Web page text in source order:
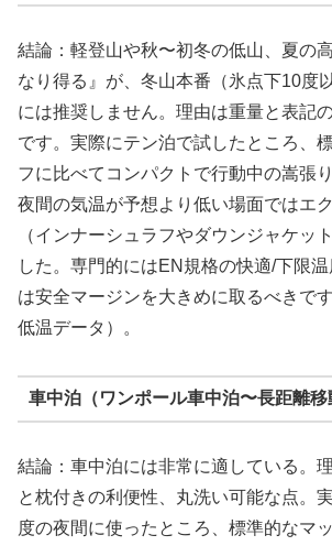
結論：軽登山や秋〜初冬の低山、夏の
なり得る』が、冬山本番（氷点下10度
には推奨しません。理由は重量と表記
です。実際にテン泊で試したところ、
フに比べてコンパクトで行動中の嵩張
夜間の気温が予想より低い場面ではエ
（インナーシュラフやダウンジャケッ
した。専門的にはEN規格の快適/下限
は安全マージンを大きめに取るべきで
低温データ）。
車中泊（ワンポール車中泊〜長距離移
結論：車中泊には非常に適している。
と枕付きの利便性、丸洗い可能な点。
度の夜間に使ったところ、標準的なマ